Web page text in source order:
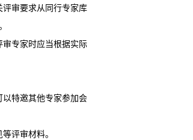
审要求从同行专家库
专家时应当根据实际
以特邀其他专家参加会
评审材料。